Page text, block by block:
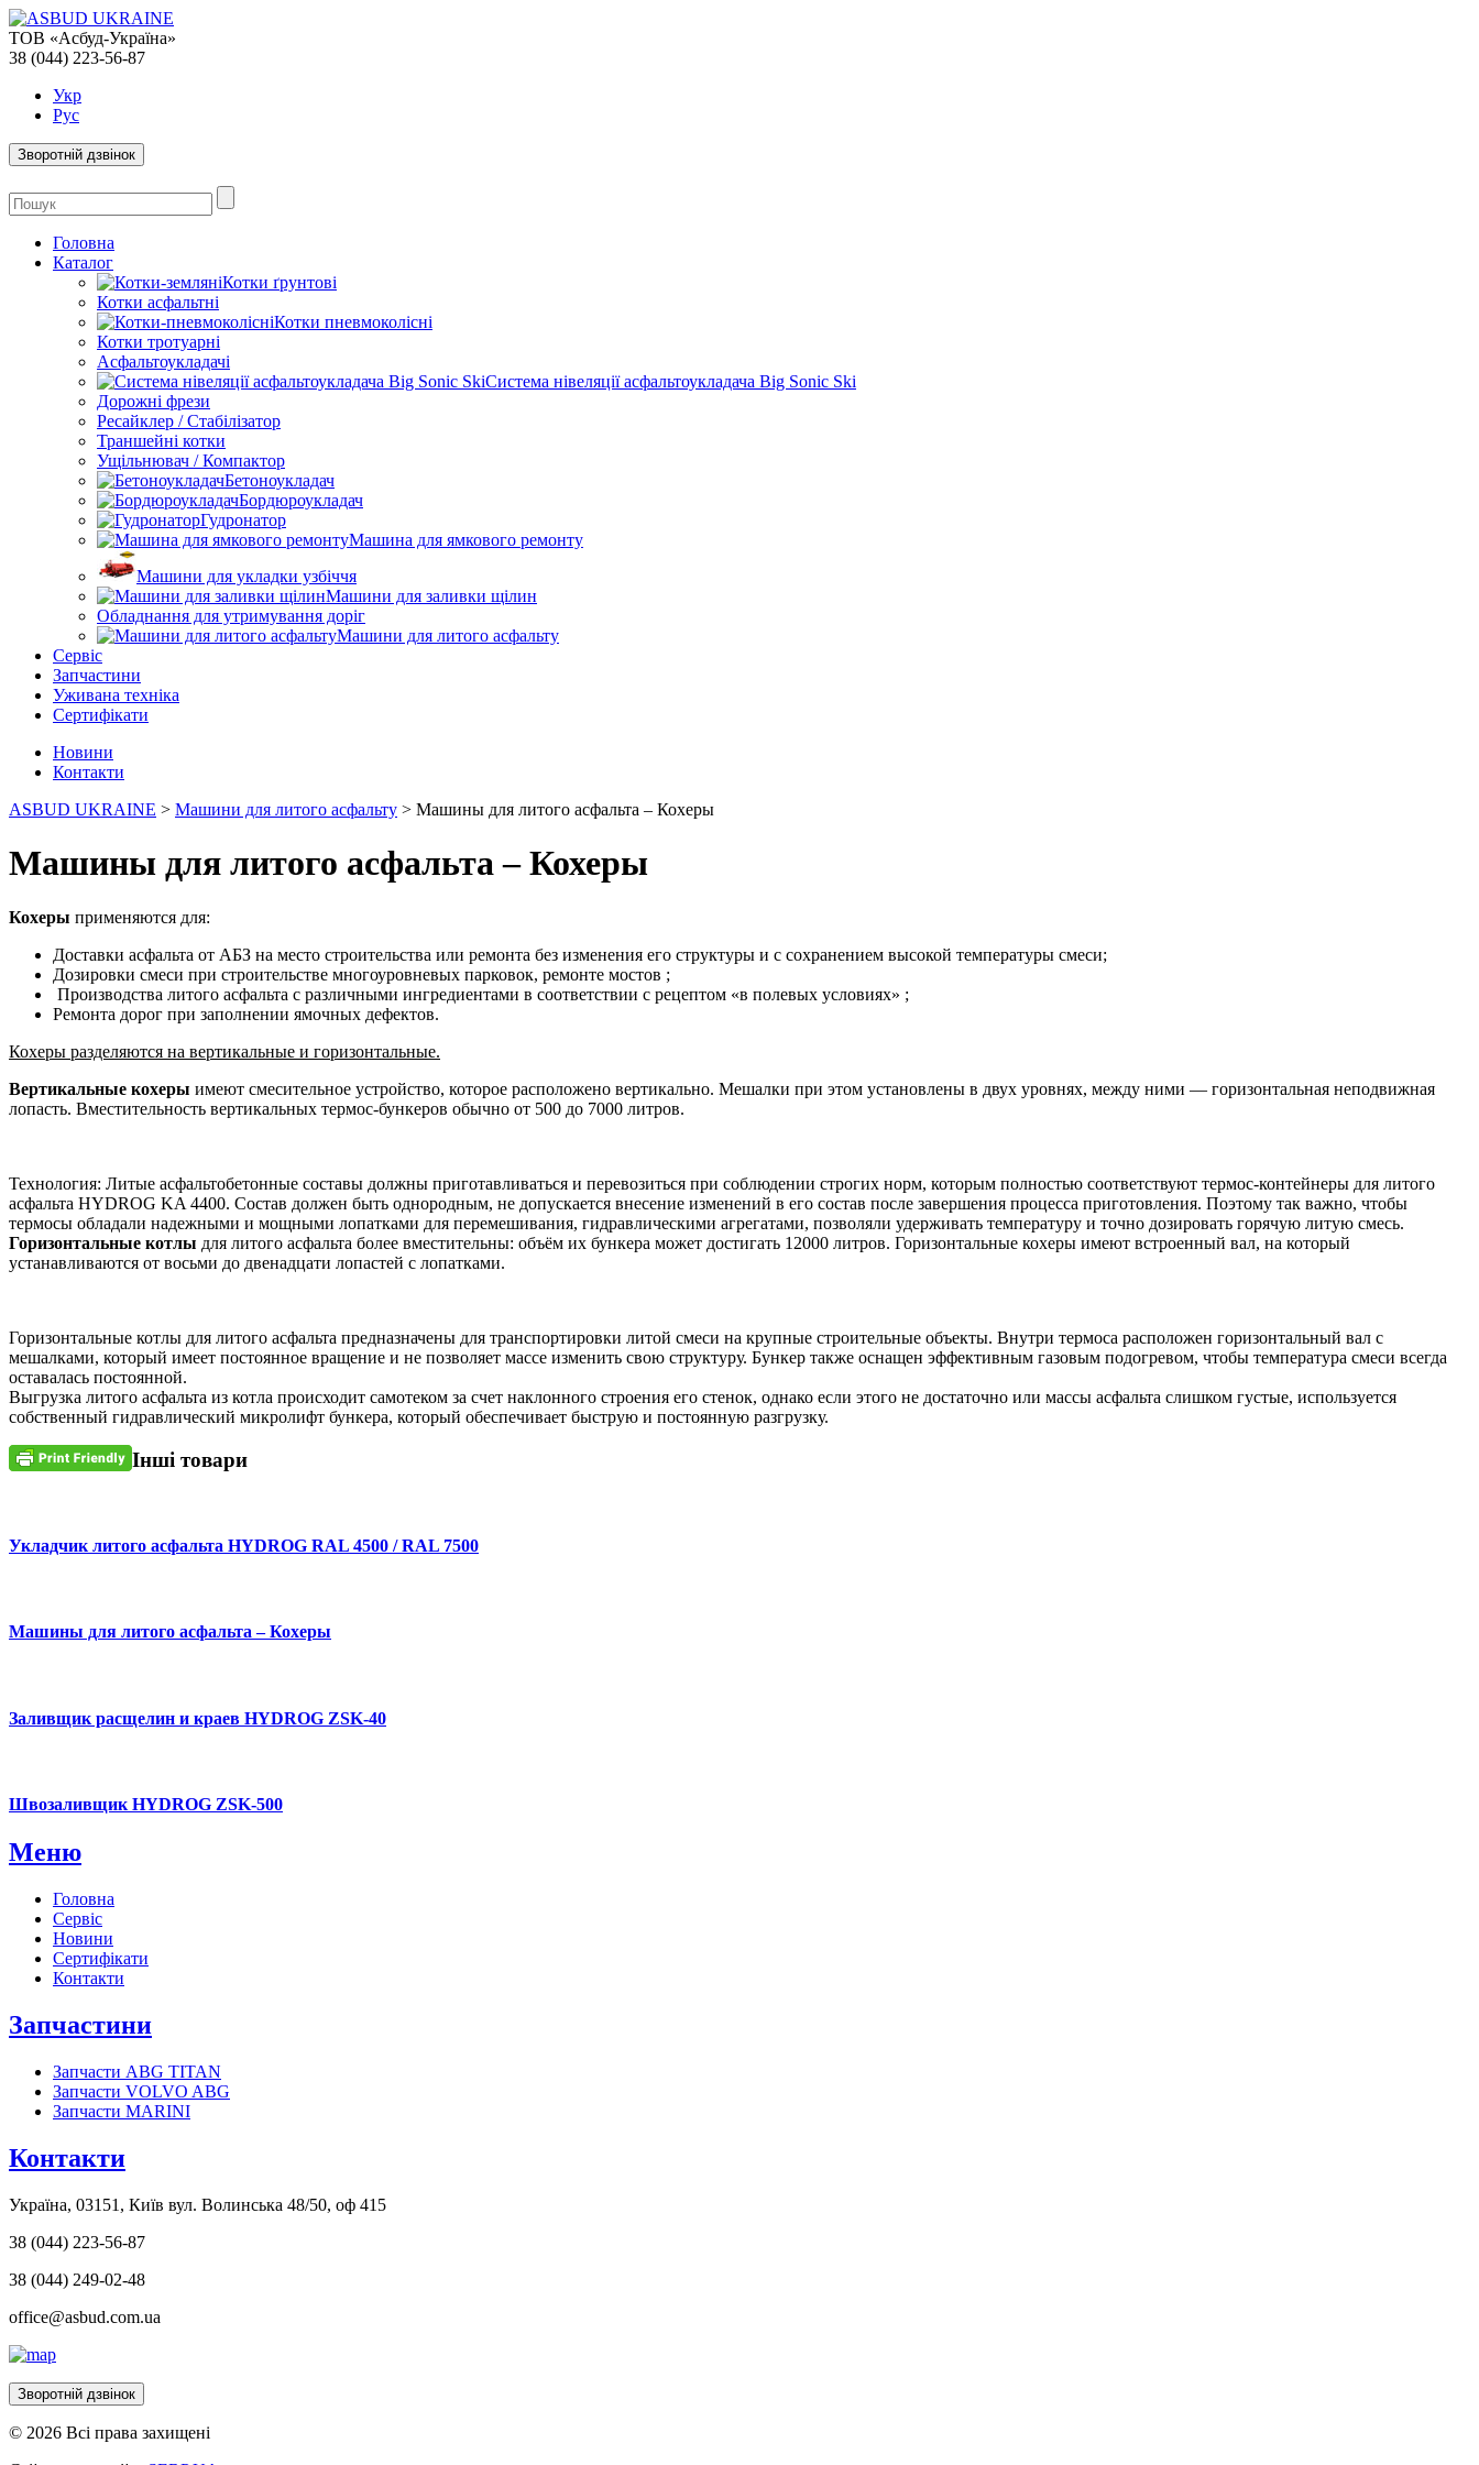
ТОВ «Асбуд-Україна»
38 (044) 223-56-87
Укр
Рус
Зворотній дзвінок
Головна
Каталог
Котки ґрунтові
Котки асфальтні
Котки пневмоколісні
Котки тротуарні
Асфальтоукладачі
Система нівеляції асфальтоукладача Big Sonic Ski
Дорожні фрези
Ресайклер / Стабілізатор
Траншейні котки
Ущільнювач / Компактор
Бетоноукладач
Бордюроукладач
Гудронатор
Машина для ямкового ремонту
Машини для укладки узбіччя
Машини для заливки щілин
Обладнання для утримування доріг
Машини для литого асфальту
Сервіс
Запчастини
Уживана техніка
Сертифікати
Новини
Контакти
ASBUD UKRAINE > Машини для литого асфальту > Машины для литого асфальта – Кохеры
Машины для литого асфальта – Кохеры
Кохеры применяются для:
Доставки асфальта от АБЗ на место строительства или ремонта без изменения его структуры и с сохранением высокой температуры смеси;
Дозировки смеси при строительстве многоуровневых парковок, ремонте мостов ;
Производства литого асфальта с различными ингредиентами в соответствии с рецептом «в полевых условиях» ;
Ремонта дорог при заполнении ямочных дефектов.
Кохеры разделяются на вертикальные и горизонтальные.
Вертикальные кохеры имеют смесительное устройство, которое расположено вертикально. Мешалки при этом установлены в двух уровнях, между ними — горизонтальная неподвижная
лопасть. Вместительность вертикальных термос-бункеров обычно от 500 до 7000 литров.
Технология: Литые асфальтобетонные составы должны приготавливаться и перевозиться при соблюдении строгих норм, которым полностью соответствуют термос-контейнеры для литого
асфальта HYDROG KA 4400. Состав должен быть однородным, не допускается внесение изменений в его состав после завершения процесса приготовления. Поэтому так важно, чтобы
термосы обладали надежными и мощными лопатками для перемешивания, гидравлическими агрегатами, позволяли удерживать температуру и точно дозировать горячую литую смесь.
Горизонтальные котлы для литого асфальта более вместительны: объём их бункера может достигать 12000 литров. Горизонтальные кохеры имеют встроенный вал, на который
устанавливаются от восьми до двенадцати лопастей с лопатками.
Горизонтальные котлы для литого асфальта предназначены для транспортировки литой смеси на крупные строительные объекты. Внутри термоса расположен горизонтальный вал с
мешалками, который имеет постоянное вращение и не позволяет массе изменить свою структуру. Бункер также оснащен эффективным газовым подогревом, чтобы температура смеси всегда
оставалась постоянной.
Выгрузка литого асфальта из котла происходит самотеком за счет наклонного строения его стенок, однако если этого не достаточно или массы асфальта слишком густые, используется
собственный гидравлический микролифт бункера, который обеспечивает быструю и постоянную разгрузку.
Інші товари
Укладчик литого асфальта HYDROG RAL 4500 / RAL 7500
Машины для литого асфальта – Кохеры
Заливщик расщелин и краев HYDROG ZSK-40
Швозаливщик HYDROG ZSK-500
Меню
Головна
Сервіс
Новини
Сертифікати
Контакти
Запчастини
Запчасти ABG TITAN
Запчасти VOLVO ABG
Запчасти MARINI
Контакти
Україна, 03151, Київ вул. Волинська 48/50, оф 415
38 (044) 223-56-87
38 (044) 249-02-48
office@asbud.com.ua
Зворотній дзвінок
© 2026 Всі права захищені